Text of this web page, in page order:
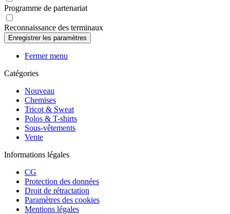
Programme de partenariat
Reconnaissance des terminaux
Fermer menu
Catégories
Nouveau
Chemises
Tricot & Sweat
Polos & T-shirts
Sous-vêtements
Vente
Informations légales
CG
Protection des données
Droit de rétractation
Paramètres des cookies
Mentions légales